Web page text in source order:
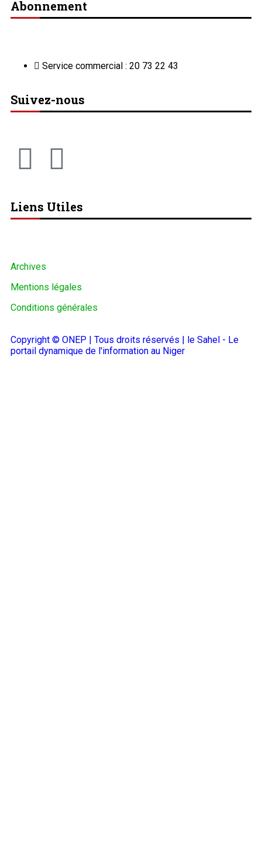
Abonnement
Service commercial : 20 73 22 43
Suivez-nous
Liens Utiles
Archives
Mentions légales
Conditions générales
Copyright © ONEP | Tous droits réservés | le Sahel - Le
portail dynamique de l'information au Niger